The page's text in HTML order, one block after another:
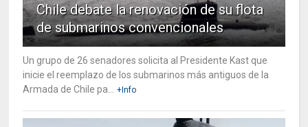
Chile debate la renovación de su flota
de submarinos convencionales
Un grupo de 26 senadores solicita al Presidente Kast que
inicie el reemplazo de los submarinos más antiguos de la
Armada de Chile pa...
+Info